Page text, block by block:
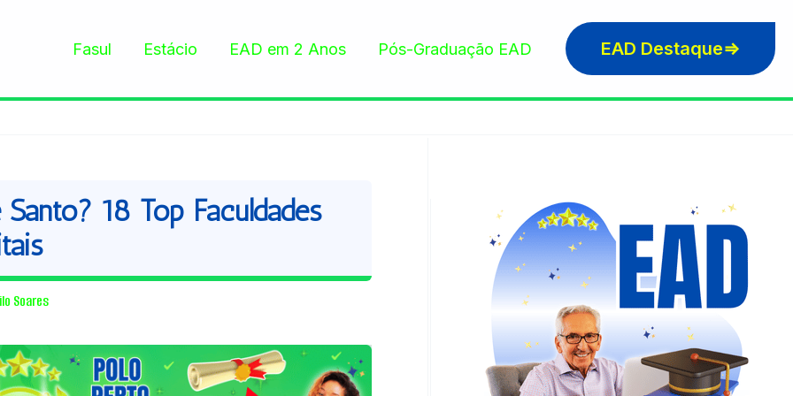
Fasul Estácio EAD em 2 Anos Pós-Graduação EAD EAD Destaque⇒
18 Top Faculdades
Soares